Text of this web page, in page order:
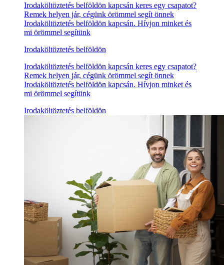
Irodaköltöztetés belföldön kapcsán keres egy csapatot?
Remek helyen jár, cégünk örömmel segít önnek
Irodaköltöztetés belföldön kapcsán. Hívjon minket és
mi örömmel segítünk
Irodaköltöztetés belföldön
Irodaköltöztetés belföldön kapcsán keres egy csapatot?
Remek helyen jár, cégünk örömmel segít önnek
Irodaköltöztetés belföldön kapcsán. Hívjon minket és
mi örömmel segítünk
Irodaköltöztetés belföldön